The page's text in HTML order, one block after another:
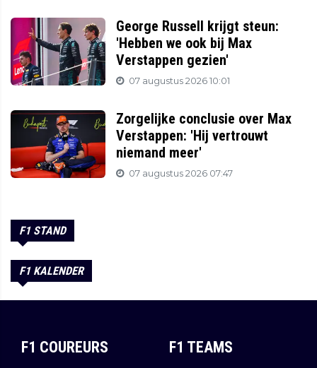
George Russell krijgt steun:
'Hebben we ook bij Max
Verstappen gezien'
07 augustus 2026 10:01
Zorgelijke conclusie over Max
Verstappen: 'Hij vertrouwt
niemand meer'
07 augustus 2026 07:47
F1 STAND
F1 KALENDER
F1 COUREURS F1 TEAMS